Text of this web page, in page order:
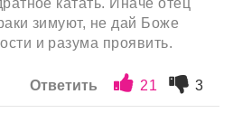
зимуют, не дай Боже
и разума проявить.
Ответить 21 3